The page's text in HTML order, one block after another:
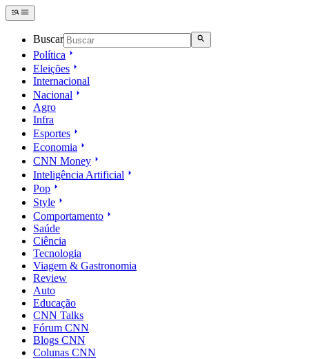
Buscar
Política
Eleições
Internacional
Nacional
Agro
Infra
Esportes
Economia
CNN Money
Inteligência Artificial
Pop
Style
Comportamento
Saúde
Ciência
Tecnologia
Viagem & Gastronomia
Review
Auto
Educação
CNN Talks
Fórum CNN
Blogs CNN
Colunas CNN